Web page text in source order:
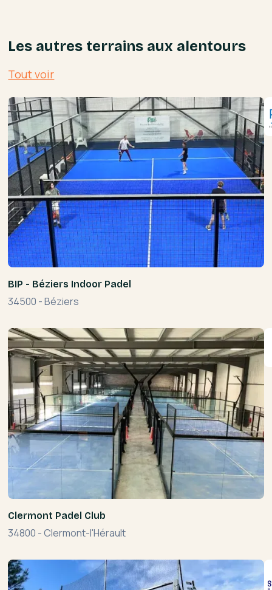
Les autres terrains aux alentours
Tout voir
BIP - Béziers Indoor Padel
34500 -Béziers
Clermont Padel Club
34800 -Clermont-l'Hérault